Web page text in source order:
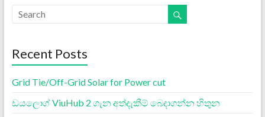
Recent Posts
Grid Tie/Off-Grid Solar for Power cut
ඩයලොග් ViuHub 2 ගැන අත්දැකීම් බෙදාගන්න හිතුන